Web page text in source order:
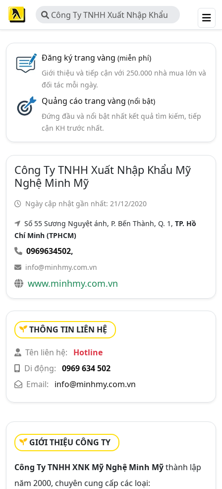
Công Ty TNHH Xuất Nhập Khẩu
Mỹ Nghệ Minh Mỹ
Đăng ký trang vàng (miễn phí)
Giới thiệu và tiếp cận với 250.000 nhà mua lớn và
đối tác mỗi ngày.
Quảng cáo trang vàng (nổi bật)
Đứng đầu và nổi bật nhất kết quả tìm kiếm, tiếp
cận KH trước nhất.
Công Ty TNHH Xuất Nhập Khẩu Mỹ
Nghệ Minh Mỹ
Ngày cập nhật gần nhất: 21/12/2020
Số 55 Sương Nguyệt ánh, P. Bến Thành, Q. 1, TP. Hồ
Chí Minh (TPHCM)
0969634502,
info@minhmy.com.vn
www.minhmy.com.vn
THÔNG TIN LIÊN HỆ
Tên liên hệ:
Hotline
Di động: 0969 634 502
Email:
info@minhmy.com.vn
GIỚI THIỆU CÔNG TY
Công Ty TNHH XNK Mỹ Nghệ Minh Mỹthành lập
năm 2000, chuyên cung cấp các loại: